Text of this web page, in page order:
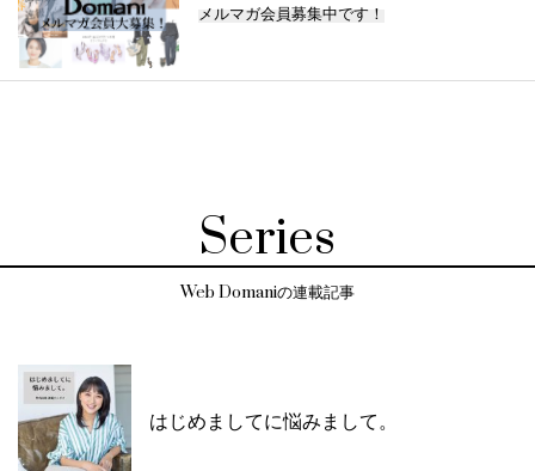
メルマガ会員募集中です！
Series
Web Domaniの連載記事
はじめましてに悩みまして。